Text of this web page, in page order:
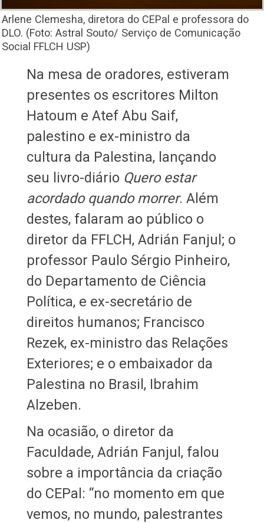
Arlene Clemesha, diretora do CEPal e professora do
DLO. (Foto: Astral Souto/ Serviço de Comunicação
Social FFLCH USP)
Na mesa de oradores, estiveram
presentes os escritores Milton
Hatoum e Atef Abu Saif,
palestino e ex-ministro da
cultura da Palestina, lançando
seu livro-diário Quero estar
acordado quando morrer. Além
destes, falaram ao público o
diretor da FFLCH, Adrián Fanjul; o
professor Paulo Sérgio Pinheiro,
do Departamento de Ciência
Política, e ex-secretário de
direitos humanos; Francisco
Rezek, ex-ministro das Relações
Exteriores; e o embaixador da
Palestina no Brasil, Ibrahim
Alzeben.
Na ocasião, o diretor da
Faculdade, Adrián Fanjul, falou
sobre a importância da criação
do CEPal: “no momento em que
vemos, no mundo, palestrantes